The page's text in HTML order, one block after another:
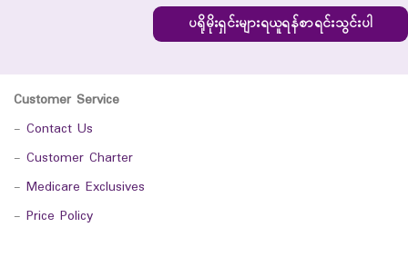
ပရိုမိုးရှင်းများရယူရန်စာရင်းသွင်းပါ
Customer Service
- Contact Us
- Customer Charter
- Medicare Exclusives
- Price Policy